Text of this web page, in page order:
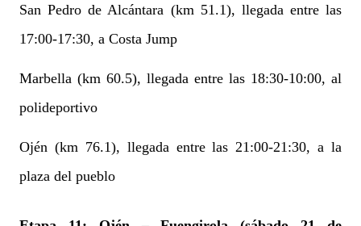
San Pedro de Alcántara (km 51.1), llegada entre las
17:00-17:30, a Costa Jump
Marbella (km 60.5), llegada entre las 18:30-10:00, al
polideportivo
Ojén (km 76.1), llegada entre las 21:00-21:30, a la
plaza del pueblo